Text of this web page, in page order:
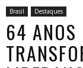
Brasil Destaques
64 ANOS